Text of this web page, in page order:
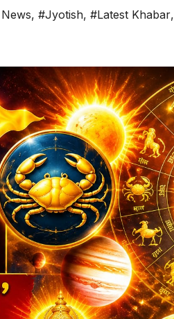
, #Jyotish, #Latest Khabar,